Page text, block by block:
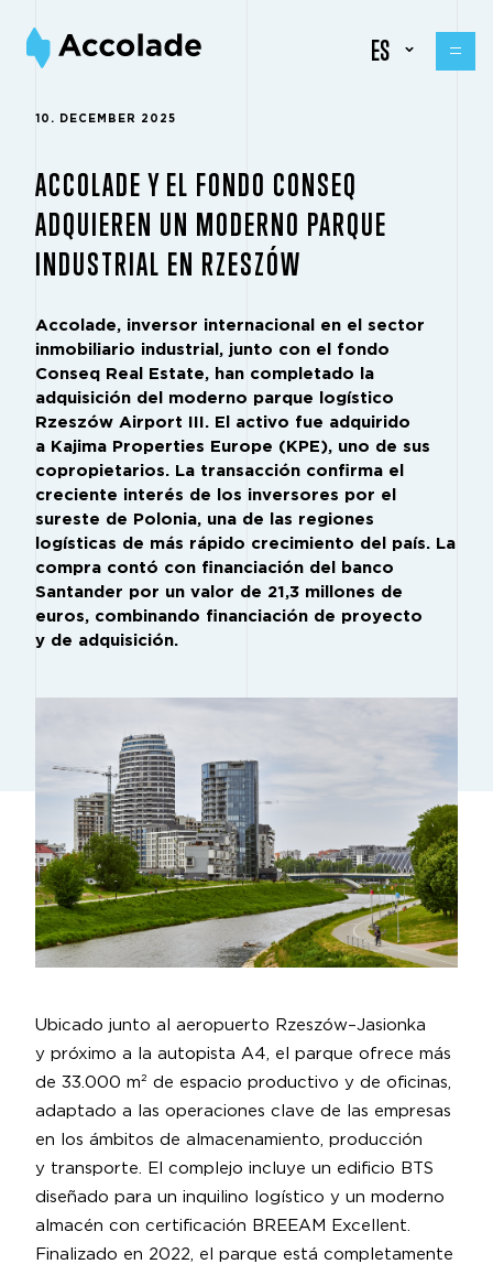
ES
10. DECEMBER 2025
ACCOLADE Y EL FONDO CONSEQ
ADQUIEREN UN MODERNO PARQUE
INDUSTRIAL EN RZESZÓW
Accolade, inversor internacional en el sector
inmobiliario industrial, junto con el fondo
Conseq Real Estate, han completado la
adquisición del moderno parque logístico
Rzeszów Airport III. El activo fue adquirido
a Kajima Properties Europe (KPE), uno de sus
copropietarios. La transacción confirma el
creciente interés de los inversores por el
sureste de Polonia, una de las regiones
logísticas de más rápido crecimiento del país. La
compra contó con financiación del banco
Santander por un valor de 21,3 millones de
euros, combinando financiación de proyecto
y de adquisición.
Ubicado junto al aeropuerto Rzeszów–Jasionka
y próximo a la autopista A4, el parque ofrece más
de 33.000 m² de espacio productivo y de oficinas,
adaptado a las operaciones clave de las empresas
en los ámbitos de almacenamiento, producción
y transporte. El complejo incluye un edificio BTS
diseñado para un inquilino logístico y un moderno
almacén con certificación BREEAM Excellent.
Finalizado en 2022, el parque está completamente